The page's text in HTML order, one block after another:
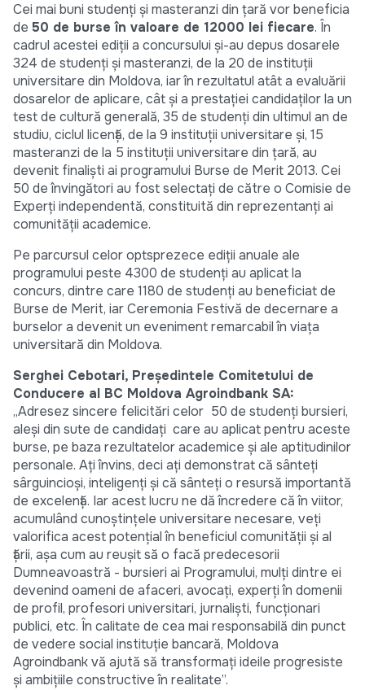
Cei mai buni studenţi şi masteranzi din ţară vor beneficia
de 50 de burse în valoare de 12000 lei fiecare. În
cadrul acestei ediţii a concursului şi-au depus dosarele
324 de studenţi şi masteranzi, de la 20 de instituţii
universitare din Moldova, iar în rezultatul atât a evaluării
dosarelor de aplicare, cât şi a prestaţiei candidaţilor la un
test de cultură generală, 35 de studenţi din ultimul an de
studiu, ciclul licenţă, de la 9 instituţii universitare şi, 15
masteranzi de la 5 instituţii universitare din ţară, au
devenit finalişti ai programului Burse de Merit 2013. Cei
50 de învingători au fost selectaţi de către o Comisie de
Experţi independentă, constituită din reprezentanţi ai
comunităţii academice.
Pe parcursul celor optsprezece ediţii anuale ale
programului peste 4300 de studenţi au aplicat la
concurs, dintre care 1180 de studenţi au beneficiat de
Burse de Merit, iar Ceremonia Festivă de decernare a
burselor a devenit un eveniment remarcabil în viaţa
universitară din Moldova.
Serghei Cebotari, Preşedintele Comitetului de
Conducere al BC Moldova Agroindbank SA:
„Adresez sincere felicitări celor 50 de studenţi bursieri,
aleşi din sute de candidaţi care au aplicat pentru aceste
burse, pe baza rezultatelor academice şi ale aptitudinilor
personale. Aţi învins, deci aţi demonstrat că sânteţi
sârguincioşi, inteligenţi şi că sânteţi o resursă importantă
de excelenţă. Iar acest lucru ne dă încredere că în viitor,
acumulând cunoştinţele universitare necesare, veţi
valorifica acest potenţial în beneficiul comunităţii şi al
ţării, aşa cum au reuşit să o facă predecesorii
Dumneavoastră - bursieri ai Programului, mulţi dintre ei
devenind oameni de afaceri, avocaţi, experţi în domenii
de profil, profesori universitari, jurnalişti, funcţionari
publici, etc. În calitate de cea mai responsabilă din punct
de vedere social instituţie bancară, Moldova
Agroindbank vă ajută să transformaţi ideile progresiste
şi ambiţiile constructive în realitate”.